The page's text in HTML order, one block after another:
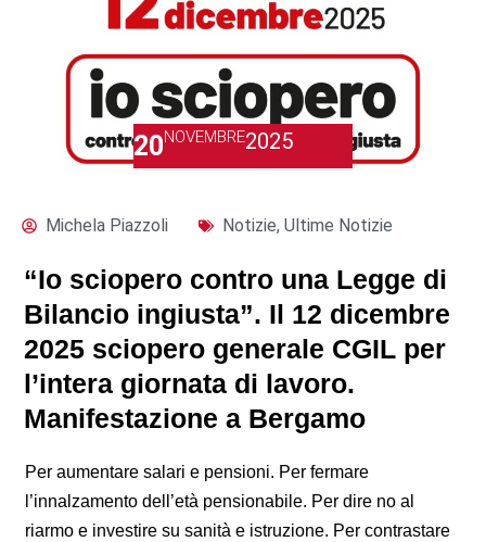
20NOVEMBRE2025
Michela Piazzoli Notizie, Ultime Notizie
“Io sciopero contro una Legge di
Bilancio ingiusta”. Il 12 dicembre
2025 sciopero generale CGIL per
l’intera giornata di lavoro.
Manifestazione a Bergamo
Per aumentare salari e pensioni. Per fermare
l’innalzamento dell’età pensionabile. Per dire no al
riarmo e investire su sanità e istruzione. Per contrastare